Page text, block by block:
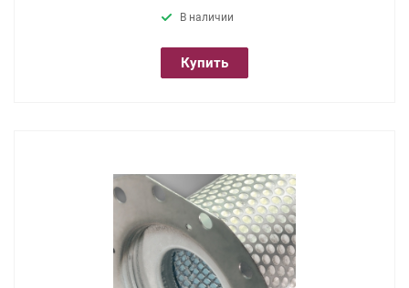
В наличии
Купить